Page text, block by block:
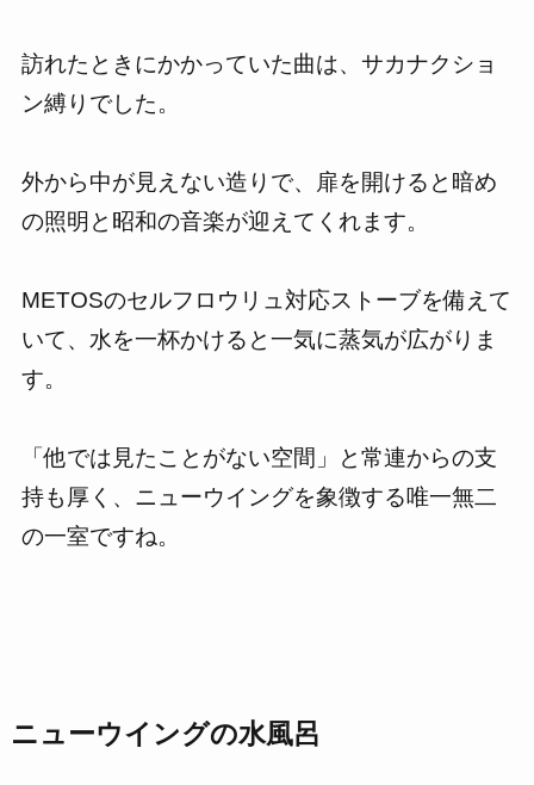
訪れたときにかかっていた曲は、サカナクショ
ン縛りでした。
外から中が見えない造りで、扉を開けると暗め
の照明と昭和の音楽が迎えてくれます。
METOSのセルフロウリュ対応ストーブを備えて
いて、水を一杯かけると一気に蒸気が広がりま
す。
「他では見たことがない空間」と常連からの支
持も厚く、ニューウイングを象徴する唯一無二
の一室ですね。
ニューウイングの水風呂